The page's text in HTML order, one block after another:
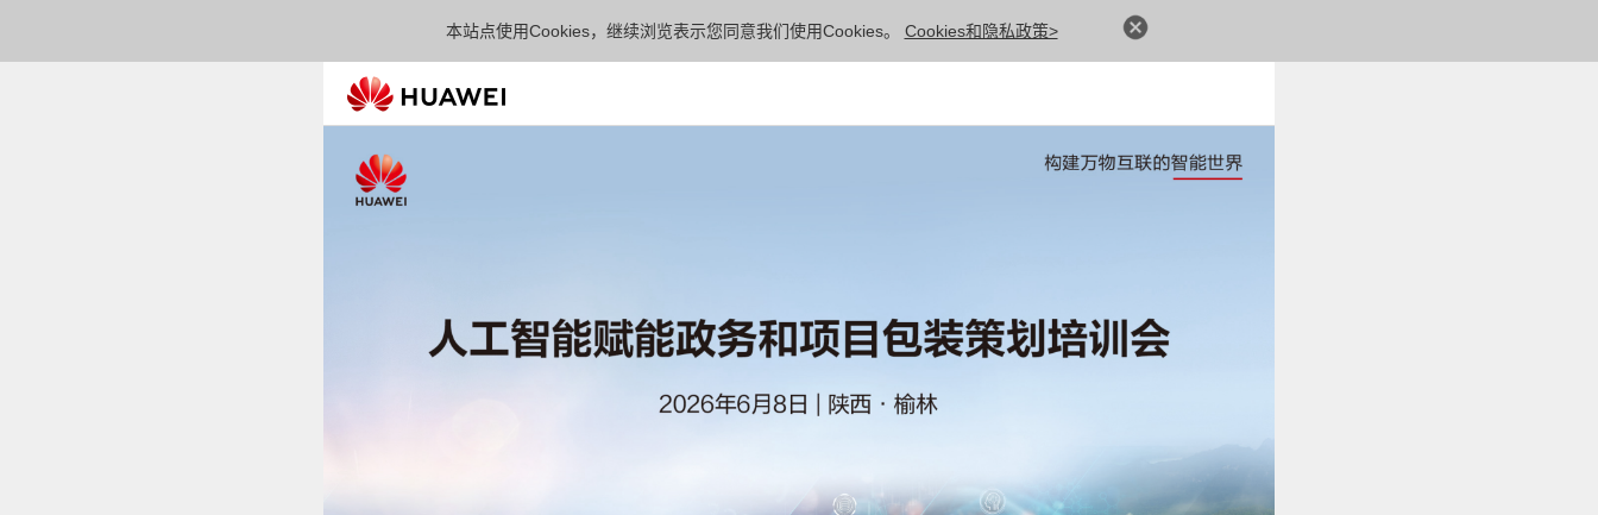
本站点使用Cookies，继续浏览表示您同意我们使用Cookies。 Cookies和隐私政策>